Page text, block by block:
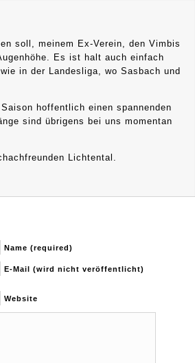
soll, meinem Ex-Verein, den Vimbis
Es ist halt auch einfach
in der Landesliga, wo Sasbach und
hoffentlich einen spannenden
sind übrigens bei uns momentan
Lichtental.
Name (required)
E-Mail (wird nicht veröffentlicht)
Website